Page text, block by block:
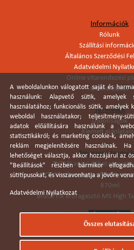
Információk
Rólunk
Szállítási
Általános Szerződési
Adatvédelmi
Online vitarendezési
Online elállás
Termékek
Újdonságok
Kiemelt
Népszerű
TYTAN vegyi dübel
TYTAN vékonyágyas falazó
870ml
Brutál Fix erőragasztó MS High
A weboldalunkon válogatott saját és
használunk: Alapvető sütik, amelyek
használatához; funkcionális sütik, amelyek
weboldal használatakor; teljesítmény-
adatok előállítására használunk a
statisztikákról; és marketing cookie-k,
reklám megjelenítésére használnak.
lehetőséget választja, akkor hozzájárul az
"Beállítások" részben bármikor
sütitípusokat, és visszavonhatja a jövőre
Adatvédelmi Nyilatkozat
Összes